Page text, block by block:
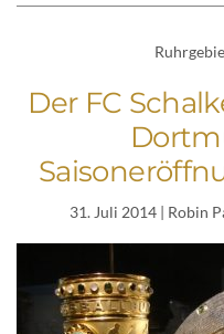
Der FC
31. Juli 2014 | Robin